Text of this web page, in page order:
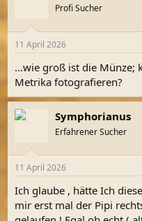
e
:
Profi Sucher
11 April 2026
…wie groß ist die Münze;
Metrika fotografieren?
Symphorianus
Erfahrener Sucher
11 April 2026
Ich glaube , hätte Ich
mir erst mal der Pipi